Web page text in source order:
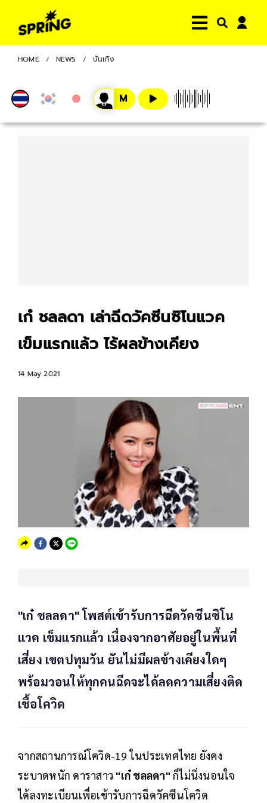
HOME NEWS บันเทิง
เก๋ ชลลดา เล่าฉีดวัคซีนซิโนแวค
เข็มแรกแล้ว ไร้ผลข้างเคียง
14 May 2021
"เก๋ ชลลดา" โพสต์เข้ารับการฉีดวัคซีนซิโน
แวค เข็มแรกแล้ว เนื่องจากอาศัยอยู่ในพื้นที่
เสี่ยง เขตปทุมวัน ยันไม่มีผลข้างเคียงใดๆ
พร้อมวอนให้ทุกคนฉีดจะได้ลดความเสี่ยงติด
เชื้อโควิด
จากสถานการณ์โควิด-19 ในประเทศไทย ยังคง
ระบาดหนัก ดาราสาว "เก๋ ชลลดา" ก็ไม่นิ่งนอนใจ
ได้ลงทะเบียนเพื่อเข้ารับการฉีดวัคซีนโควิด